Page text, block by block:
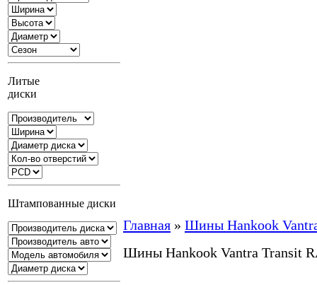
Литые
диски
Штампованные диски
Главная » Шины Hankook
Шины Hankook Vantra Transit